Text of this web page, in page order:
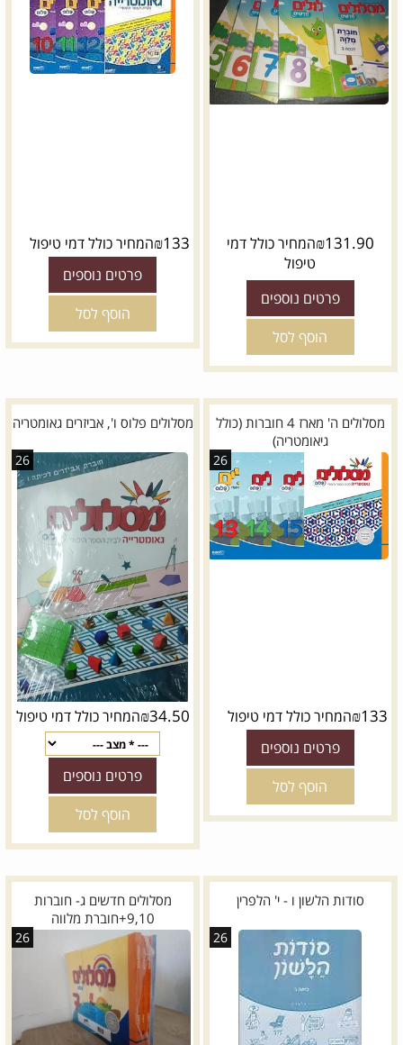
₪131.90 המחיר כולל דמי
טיפול
פרטים נוספים
הוסף לסל
₪133 המחיר כולל דמי טיפול
פרטים נוספים
הוסף לסל
מסלולים ה' מארז 4 חוברות (כולל
גיאומטריה)
26
₪133 המחיר כולל דמי טיפול
פרטים נוספים
הוסף לסל
מסלולים פלוס ו', אביזרים גאומטריה
26
₪34.50 המחיר כולל דמי טיפול
פרטים נוספים
הוסף לסל
סודות הלשון ו - י' הלפרין
26
מסלולים חדשים ג- חוברות
9,10+חוברת מלווה
26